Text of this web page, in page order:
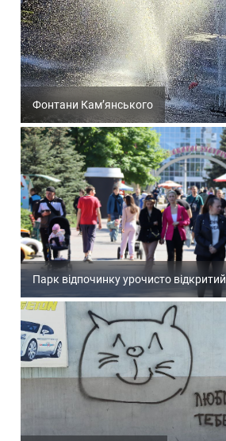
Фонтани Кам’янського
Парк відпочинку урочисто відкритий